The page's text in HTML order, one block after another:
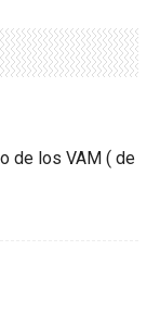
de los VAM ( de